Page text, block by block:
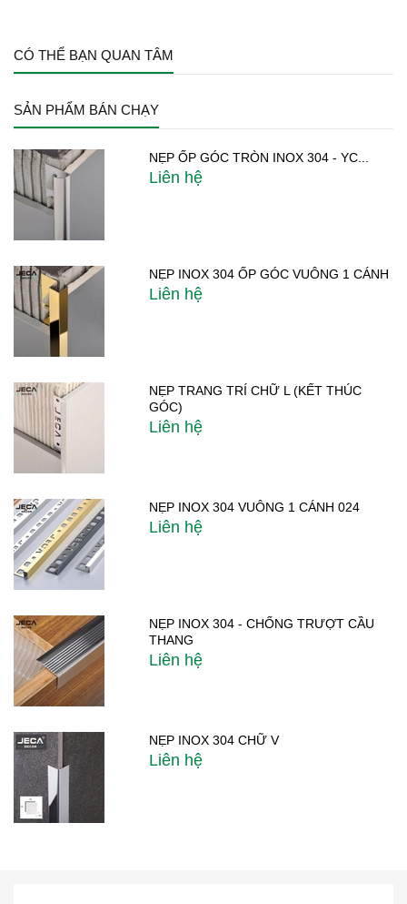
CÓ THỂ BẠN QUAN TÂM
SẢN PHẨM BÁN CHẠY
NẸP ỐP GÓC TRÒN INOX 304 - YC...
Liên hệ
NẸP INOX 304 ỐP GÓC VUÔNG 1 CÁNH
Liên hệ
NẸP TRANG TRÍ CHỮ L (KẾT THÚC
GÓC)
Liên hệ
NẸP INOX 304 VUÔNG 1 CÁNH 024
Liên hệ
NẸP INOX 304 - CHỐNG TRƯỢT CẦU
THANG
Liên hệ
NẸP INOX 304 CHỮ V
Liên hệ